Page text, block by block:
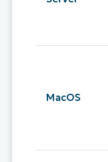
MacOS